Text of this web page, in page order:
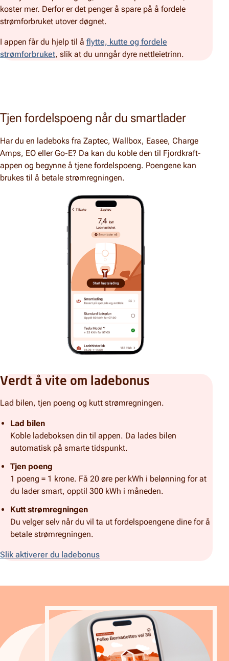
koster mer. Derfor er det penger å spare på å fordele
strømforbruket utover døgnet.
I appen får du hjelp til å flytte, kutte og fordele
strømforbruket, slik at du unngår dyre nettleietrinn.
Tjen fordelspoeng når du smartlader
Har du en ladeboks fra Zaptec, Wallbox, Easee, Charge
Amps, EO eller Go-E? Da kan du koble den til Fjordkraft-
appen og begynne å tjene fordelspoeng. Poengene kan
brukes til å betale strømregningen.
Verdt å vite om ladebonus
Lad bilen, tjen poeng og kutt strømregningen.
Lad bilen
Koble ladeboksen din til appen. Da lades bilen
automatisk på smarte tidspunkt.
Tjen poeng
1 poeng = 1 krone. Få 20 øre per kWh i belønning for at
du lader smart, opptil 300 kWh i måneden.
Kutt strømregningen
Du velger selv når du vil ta ut fordelspoengene dine for å
betale strømregningen.
Slik aktiverer du ladebonus